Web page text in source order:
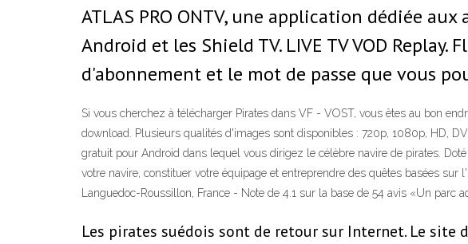
ATLAS PRO ONTV, une application dédiée
Android et les Shield TV. LIVE TV VOD
d'abonnement et le mot de passe que vous
Si vous cherchez à télécharger Pirates dans VF - VOST, vous êtes au bon
download. Plusieurs qualités d'images sont disponibles : 720p, 1080p, HD,
gratuit pour Android dans lequel vous dirigez le célèbre navire de pirates.
votre navire, constituer votre équipage et entreprendre des quêtes basées
Languedoc-Roussillon, France - Note de 4.1 sur la base de 54 avis «Un parc
Les pirates suédois sont de retour sur Internet. Le site